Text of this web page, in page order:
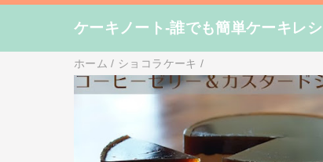
ケーキノート-誰でも簡単ケーキレ
ホーム / ショコラケーキ /